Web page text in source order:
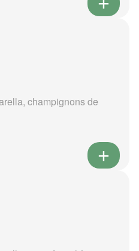
champignons de